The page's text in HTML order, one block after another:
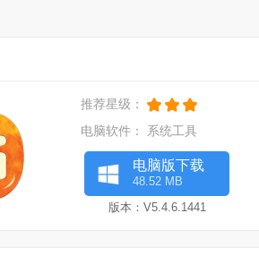
推荐星级：
电脑软件：
系统工具
电脑版下载
48.52 MB
版本：V5.4.6.1441